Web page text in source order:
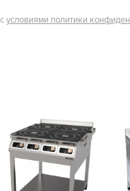
условиями политики